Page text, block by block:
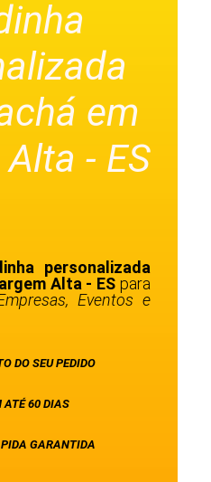
em
- ES
personalizada
Alta - ES para
Eventos e
DO SEU PEDIDO
ATÉ 60 DIAS
GARANTIDA